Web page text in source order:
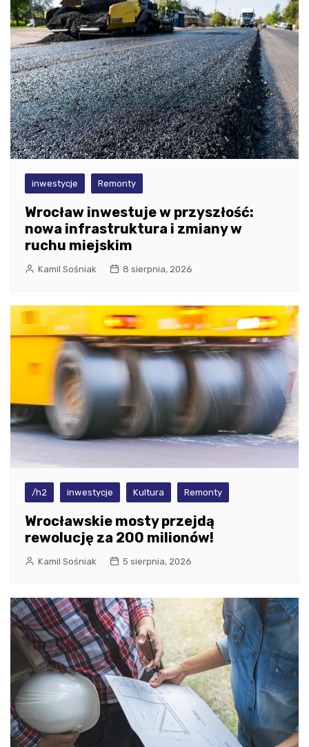
inwestycje Remonty
Wrocław inwestuje w przyszłość:
nowa infrastruktura i zmiany w
ruchu miejskim
Kamil Sośniak 8 sierpnia, 2026
/h2 inwestycje Kultura Remonty
Wrocławskie mosty przejdą
rewolucję za 200 milionów!
Kamil Sośniak 5 sierpnia, 2026